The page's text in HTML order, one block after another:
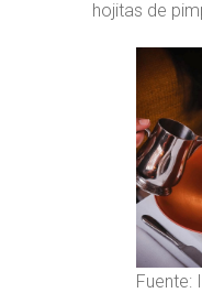
hojitas de
Fuente: